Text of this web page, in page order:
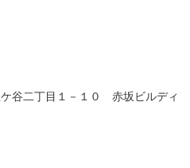
谷二丁目１－１０ 赤坂ビルディ